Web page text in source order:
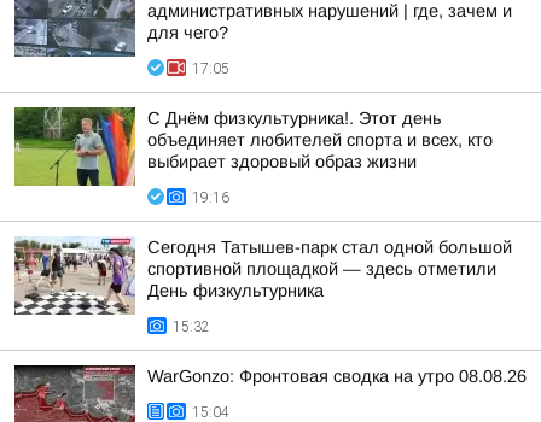
административных нарушений | где, зачем и
для чего?
17:05
С Днём физкультурника!. Этот день
объединяет любителей спорта и всех, кто
выбирает здоровый образ жизни
19:16
Сегодня Татышев-парк стал одной большой
спортивной площадкой — здесь отметили
День физкультурника
15:32
WarGonzo: Фронтовая сводка на утро 08.08.26
15:04